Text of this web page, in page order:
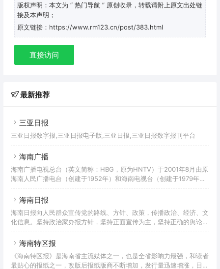
版权声明：本文为 “ 热门导航 ” 原创收录，转载请附上原文出处链
接及本声明；
原文链接：https://www.rm123.cn/post/383.html
直接访问
最新推荐
三亚日报
三亚日报数字报,三亚日报电子版,三亚日报,三亚日报数字报刊平台
海南广播
海南广播电视总台（英文简称：HBG，原为HNTV）于2001年8月由原
海南人民广播电台（创建于1952年）和海南电视台（创建于1979年）
方针、政策方向等方面接受海南省委宣传部的指导；广播电视行业管理
海南日报
海南日报向人民群众宣传党的路线、方针、政策，传播政治、经济、文
化信息。坚持政治家办报方针，坚持正面宣传为主，坚持正确的舆论导
海南特区报
《海南特区报》是海南省主流媒体之一，也是全省影响力最强，和读者
最贴心的报纸之一，改版后报纸版商不断增加，发行量迅速增涨，日发